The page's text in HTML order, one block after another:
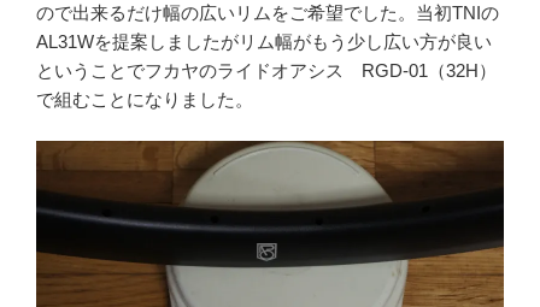
ので出来るだけ幅の広いリムをご希望でした。当初TNIの
AL31Wを提案しましたがリム幅がもう少し広い方が良い
ということでフカヤのライドオアシス RGD-01（32H）
で組むことになりました。